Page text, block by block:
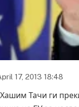
17, 2013 18:48
Тачи ги